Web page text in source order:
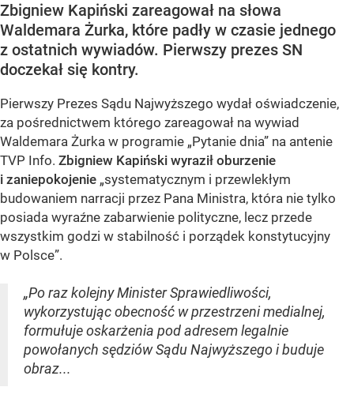
Zbigniew Kapiński zareagował na słowa
Waldemara Żurka, które padły w czasie jednego
z ostatnich wywiadów. Pierwszy prezes SN
doczekał się kontry.
Pierwszy Prezes Sądu Najwyższego wydał oświadczenie,
za pośrednictwem którego zareagował na wywiad
Waldemara Żurka w programie „Pytanie dnia” na antenie
TVP Info. Zbigniew Kapiński wyraził oburzenie
i zaniepokojenie „systematycznym i przewlekłym
budowaniem narracji przez Pana Ministra, która nie tylko
posiada wyraźne zabarwienie polityczne, lecz przede
wszystkim godzi w stabilność i porządek konstytucyjny
w Polsce”.
„Po raz kolejny Minister Sprawiedliwości,
wykorzystując obecność w przestrzeni medialnej,
formułuje oskarżenia pod adresem legalnie
powołanych sędziów Sądu Najwyższego i buduje
obraz...